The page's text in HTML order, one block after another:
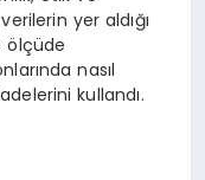
yer aldığı
ölçüde
nasıl
kullandı.